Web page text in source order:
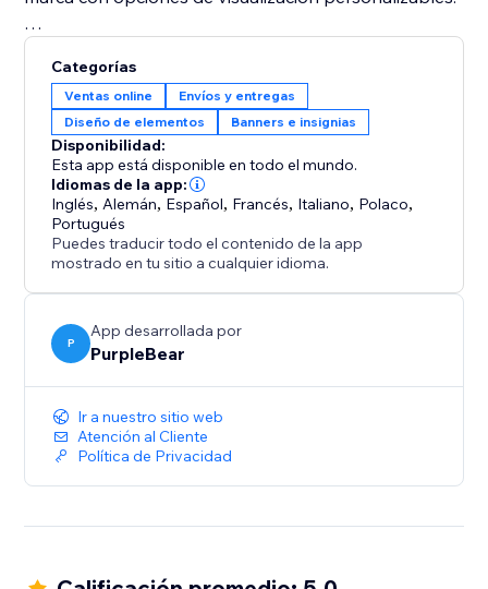
en el lugar correcto: comienza a usar la Redirección
por País hoy mismo.
Categorías
Ventas online
Envíos y entregas
Diseño de elementos
Banners e insignias
Disponibilidad:
Esta app está disponible en todo el mundo.
Idiomas de la app:
Inglés, Alemán, Español, Francés, Italiano, Polaco,
Portugués
Puedes traducir todo el contenido de la app
mostrado en tu sitio a cualquier idioma.
P
App desarrollada por
PurpleBear
Ir a nuestro sitio web
Atención al Cliente
Política de Privacidad